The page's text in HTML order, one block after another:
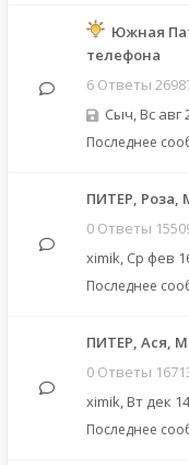
Южная
телефона
6 Ответы
Сыч, Вс авг
Последнее
ПИТЕР, Роза,
0 Ответы
ximik, Ср фев
Последнее
ПИТЕР, Ася,
0 Ответы
ximik, Вт дек
Последнее